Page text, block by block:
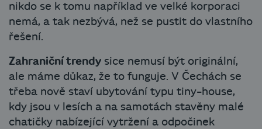
nikdo se k tomu například ve velké korporaci
nemá, a tak nezbývá, než se pustit do vlastního
řešení.
Zahraniční trendy sice nemusí být originální,
ale máme důkaz, že to funguje. V Čechách se
třeba nově staví ubytování typu tiny-house,
kdy jsou v lesích a na samotách stavěny malé
chatičky nabízející vytržení a odpočinek